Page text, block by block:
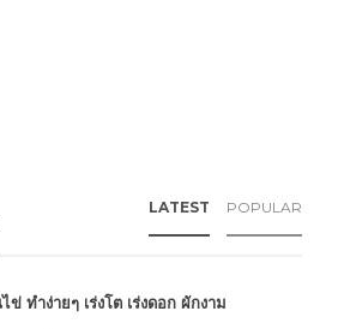
LATEST POPULAR
ข่ ทำง่ายๆ เร่งโต เร่งดอก ผักงาม